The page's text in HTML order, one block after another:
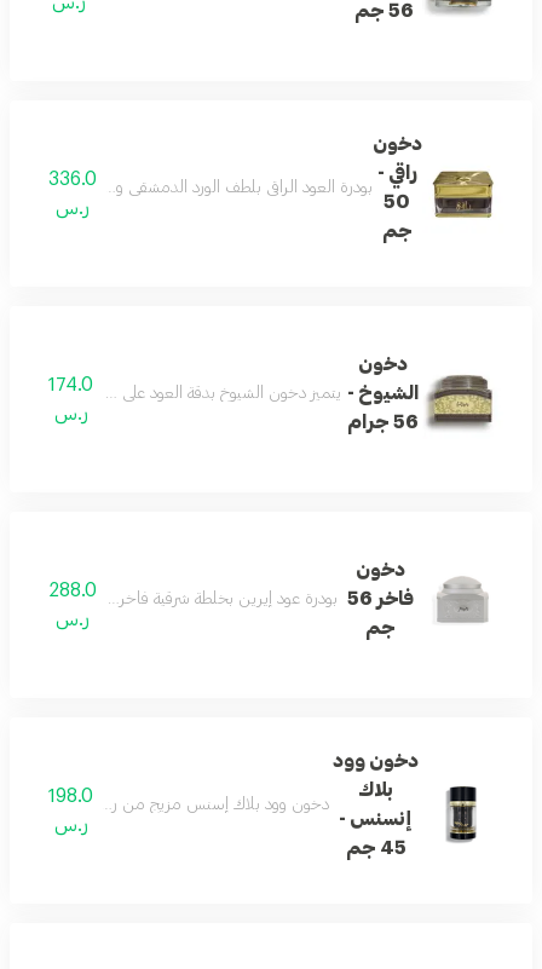
56 جم
دخون
راقي -
50
جم
بودرة العود الراقي بلطف الورد الدمشقي ودفْ المريمية
336.0
ر.س
دخون
الشيوخ -
56 جرام
يتميز دخون الشيوخ بدقة العود على خلطة شرقية
174.0
ر.س
دخون
فاخر 56
جم
بودرة عود إيرين بخلطة شرقية فاخرة للاستخدام
288.0
ر.س
دخون وود
بلاك
إنسنس -
45 جم
دخون وود بلاك إسنس مزيج من روائح عطرية من
198.0
ر.س